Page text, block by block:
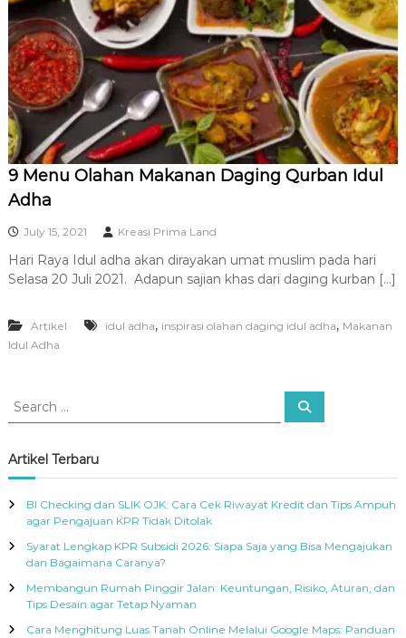
R
A
9 Menu Olahan Makanan Daging Qurban Idul
Adha
July 15, 2021 Kreasi Prima Land
Hari Raya Idul adha akan dirayakan umat muslim pada hari
Selasa 20 Juli 2021. Adapun sajian khas dari daging kurban […]
Artikel idul adha, inspirasi olahan daging idul adha, Makanan
Idul Adha
S
r
c
f
r
S
Artikel Terbaru
BI Checking dan SLIK OJK: Cara Cek Riwayat Kredit dan Tips Ampuh
agar Pengajuan KPR Tidak Ditolak
Syarat Lengkap KPR Subsidi 2026: Siapa Saja yang Bisa Mengajukan
dan Bagaimana Caranya?
Membangun Rumah Pinggir Jalan: Keuntungan, Risiko, Aturan, dan
Tips Desain agar Tetap Nyaman
Cara Menghitung Luas Tanah Online Melalui Google Maps: Panduan